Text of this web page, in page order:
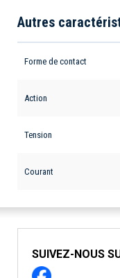
Autres
Forme de contact
Action
Tension
Courant
SUIVEZ-NOUS